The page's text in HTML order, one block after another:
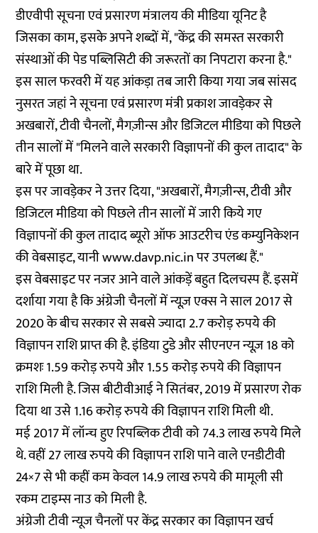
डीएवीपी सूचना एवं प्रसारण मंत्रालय की मीडिया यूनिट है
जिसका काम, इसके अपने शब्दों में, "केंद्र की समस्त सरकारी
संस्थाओं की पेड पब्लिसिटी की जरूरतों का निपटारा करना है."
इस साल फरवरी में यह आंकड़ा तब जारी किया गया जब सांसद
नुसरत जहां ने सूचना एवं प्रसारण मंत्री प्रकाश जावड़ेकर से
अखबारों, टीवी चैनलों, मैगज़ीन्स और डिजिटल मीडिया को पिछले
तीन सालों में "मिलने वाले सरकारी विज्ञापनों की कुल तादाद" के
बारे मेंपूछाथा.
इस पर जावड़ेकर ने उत्तर दिया, "अखबारों, मैगज़ीन्स, टीवी और
डिजिटल मीडिया को पिछले तीन सालों में जारी किये गए
विज्ञापनों की कुल तादाद ब्यूरो ऑफ आउटरीच एंड कम्युनिकेशन
की वेबसाइट, यानीwww.davp.nic.inपर उपलब्ध हैं."
इस वेबसाइट पर नजर आने वाले आंकड़ें बहुत दिलचस्प हैं. इसमें
दर्शाया गया है कि अंग्रेजी चैनलों में न्यूज़ एक्स ने साल 2017 से
2020 के बीच सरकार से सबसे ज्यादा 2.7 करोड़ रुपये की
विज्ञापन राशि प्राप्त की है. इंडिया टुडे और सीएनएन न्यूज़ 18 को
क्रमशः 1.59 करोड़ रुपये और 1.55 करोड़ रुपये की विज्ञापन
राशि मिली है. जिस बीटीवीआई ने सितंबर, 2019 में प्रसारण रोक
दिया था उसे 1.16 करोड़ रुपये की विज्ञापन राशि मिली थी.
मई 2017 में लॉन्च हुए रिपब्लिक टीवी को 74.3 लाख रुपये मिले
थे. वहीं 27 लाख रुपये की विज्ञापन राशि पाने वाले एनडीटीवी
24×7 से भी कहीं कम केवल 14.9 लाख रुपये की मामूली सी
रकम टाइम्स नाउ को मिली है.
अंग्रेजी टीवी न्यूज चैनलों पर केंद्र सरकार का विज्ञापन खर्च